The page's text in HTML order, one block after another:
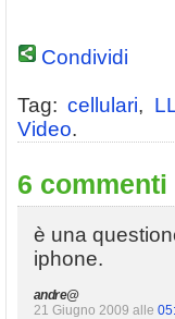
Condividi
Tag:cellulari,
Video.
6 commenti
è una
iphone.
andre@
21 Giugno 2009 alle